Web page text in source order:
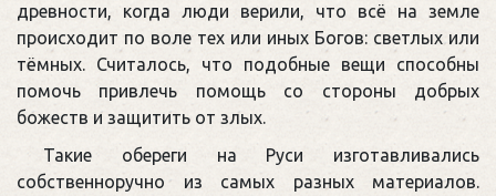
древности, когда люди верили, что всё на земле
происходит по воле тех или иных Богов: светлых или
тёмных. Считалось, что подобные вещи способны
помочь привлечь помощь со стороны добрых
божеств и защитить от злых.
Такие обереги на Руси изготавливались
собственноручно из самых разных материалов.